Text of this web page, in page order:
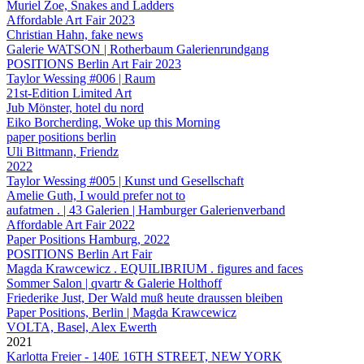
Muriel Zoe, Snakes and Ladders
Affordable Art Fair 2023
Christian Hahn, fake news
Galerie WATSON | Rotherbaum Galerienrundgang
POSITIONS Berlin Art Fair 2023
Taylor Wessing #006 | Raum
21st-Edition Limited Art
Jub Mönster, hotel du nord
Eiko Borcherding, Woke up this Morning
paper positions berlin
Uli Bittmann, Friendz
2022
Taylor Wessing #005 | Kunst und Gesellschaft
Amelie Guth, I would prefer not to
aufatmen . | 43 Galerien | Hamburger Galerienverband
Affordable Art Fair 2022
Paper Positions Hamburg, 2022
POSITIONS Berlin Art Fair
Magda Krawcewicz . EQUILIBRIUM . figures and faces
Sommer Salon | qvartr & Galerie Holthoff
Friederike Just, Der Wald muß heute draussen bleiben
Paper Positions, Berlin | Magda Krawcewicz
VOLTA, Basel, Alex Ewerth
2021
Karlotta Freier - 140E 16TH STREET, NEW YORK